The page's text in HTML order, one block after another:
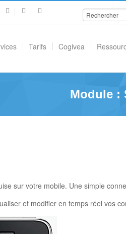
Tarifs Cogivea
Module :
sur votre mobile. Une simple
et modifier en temps réel vos